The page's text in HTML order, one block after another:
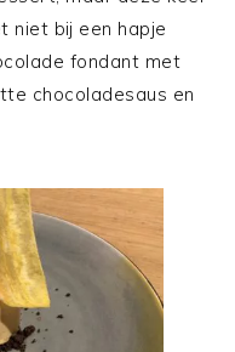
niet bij een hapje
fondant met
chocoladesaus en